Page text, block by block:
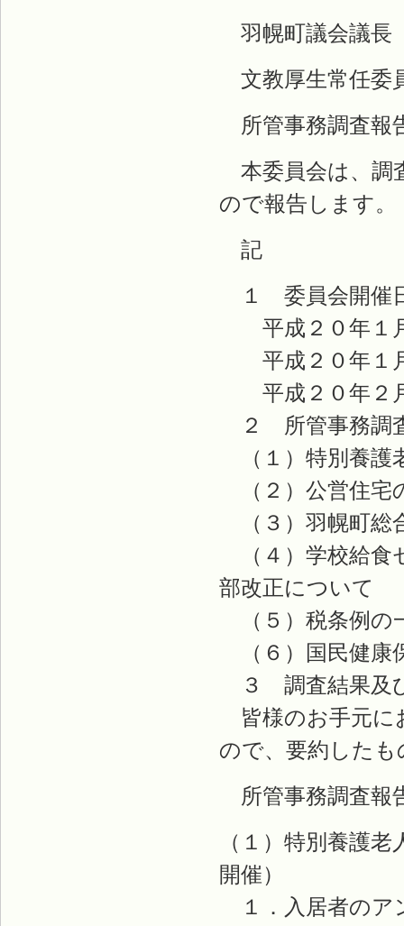
羽幌町議会議
文教厚生常任
所管事務調査報
本委員会は、調
ので報告します。
記
１ 委員会開催
平成２０年１
平成２０年１
平成２０年２
２ 所管事務調
（１）特別養護
（２）公営住宅
（３）羽幌町総
（４）学校給食
部改正について
（５）税条例の
（６）国民健康
３ 調査結果及
皆様のお手元に
ので、要約した
所管事務調査報
（１）特別養護
開催）
１．入居者のア